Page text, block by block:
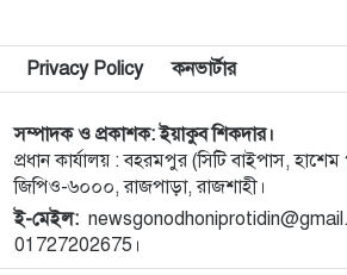
সীমান্তে বিজিবির অভিযানে বিপুল
মাদকদ্রব্য জব্দ
৯
নেপালের আকাশে ভয় পেলেন অপু
১০
বগুড়া এরুলিয়া এলাকায় সড়ক
১১
Privacy Policy কনভার্টার
সম্পাদক ও প্রকাশক: ইয়াকুব শিকদার।
প্রধান কার্যালয় : বহরমপুর (সিটি বাইপাস,
জিপিও-৬০০০, রাজপাড়া, রাজশাহী।
ই-মেইল:
01727202675।